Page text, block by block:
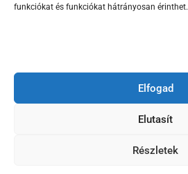
funkciókat és funkciókat hátrányosan érinthet.
Elfogad
Elutasít
Részletek